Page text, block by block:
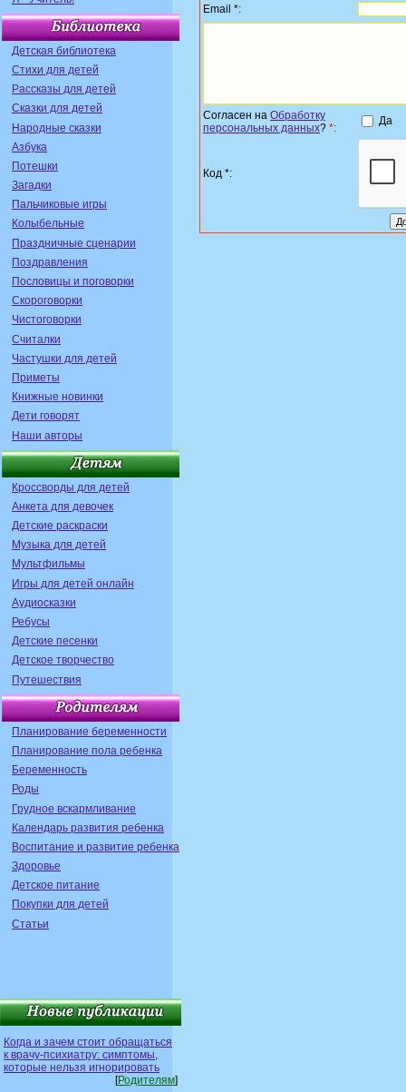
Детская библиотека
Стихи для детей
Рассказы для детей
Сказки для детей
Народные сказки
Азбука
Потешки
Загадки
Пальчиковые игры
Колыбельные
Праздничные сценарии
Поздравления
Пословицы и поговорки
Скороговорки
Чистоговорки
Считалки
Частушки для детей
Приметы
Книжные новинки
Дети говорят
Наши авторы
Кроссворды для детей
Анкета для девочек
Детские раскраски
Музыка для детей
Мультфильмы
Игры для детей онлайн
Аудиосказки
Ребусы
Детские песенки
Детское творчество
Путешествия
Планирование беременности
Планирование пола ребенка
Беременность
Роды
Грудное вскармливание
Календарь развития ребенка
Воспитание и развитие ребенка
Здоровье
Детское питание
Покупки для детей
Статьи
Когда и зачем стоит обращаться
к врачу-психиатру: симптомы,
которые нельзя игнорировать
[Родителям]
Email *:
Согласен на Обработку
персональных данных? *:
Да
Код *: